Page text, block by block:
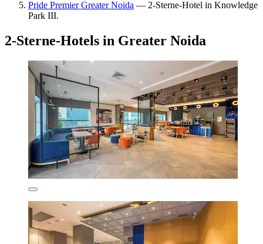
Pride Premier Greater Noida — 2-Sterne-Hotel in Knowledge
Park III.
2-Sterne-Hotels in Greater Noida